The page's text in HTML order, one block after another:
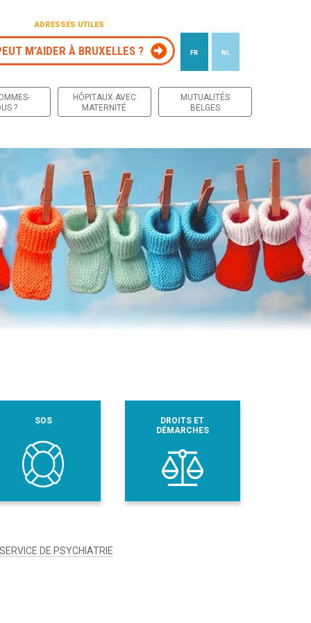
ADRESSES UTILES
M’AIDER À BRUXELLES ? FR NL
?
HÔPITAUX AVEC
MATERNITÉ
MUTUALITÉS
BELGES
SOS
DROITS ET
DÉMARCHES
DE PSYCHIATRIE